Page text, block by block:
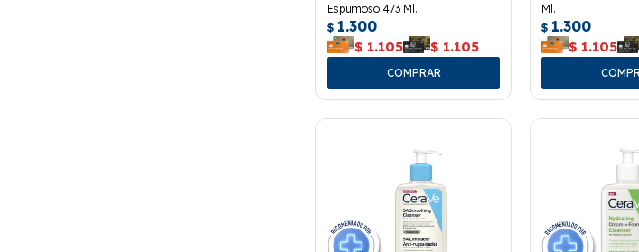
Espumoso 473 Ml.
$ 1.300
$ 1.105 $ 1.105
Ml.
$ 1.300
$ 1.105